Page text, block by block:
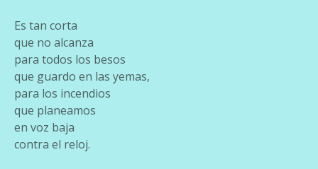
Es tan corta
que no alcanza
para todos los besos
que guardo en las yemas,
para los incendios
que planeamos
en voz baja
contra el reloj.